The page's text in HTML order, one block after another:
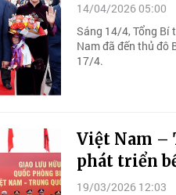
14/04/2026 05:00
Sáng 14/4, Tổng Bí
Nam đã đến thủ đô
17/4.
Việt Nam –
phát triển
19/03/2026 12:03